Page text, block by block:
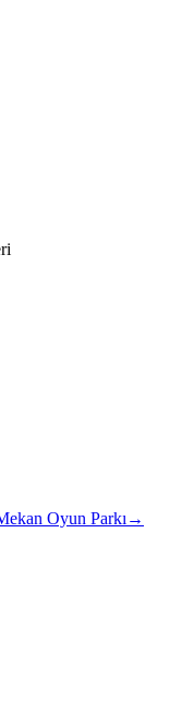
Oyun Parkı→